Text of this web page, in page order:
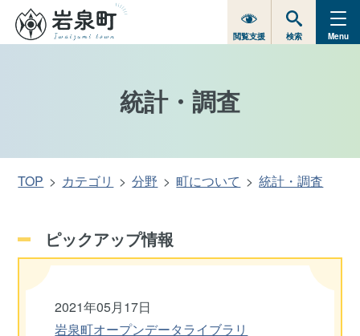
閲覧支援 検索 Menu
統計・調査
TOP カテゴリ 分野 町について 統計・調査
ピックアップ情報
2021年05月17日
岩泉町オープンデータライブラリ